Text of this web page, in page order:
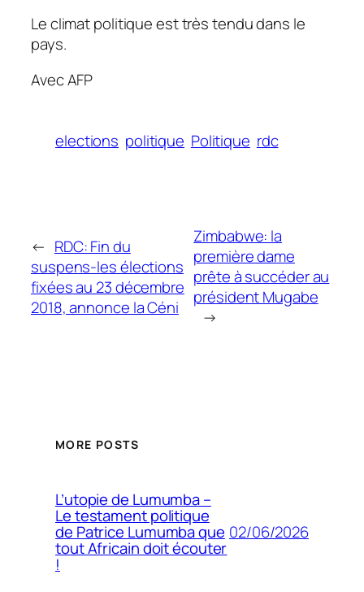
Le climat politique est très tendu dans le
pays.
Avec AFP
elections politique Politique rdc
← RDC: Fin du
suspens-les élections
fixées au 23 décembre
2018, annonce la Céni
Zimbabwe: la
première dame
prête à succéder au
président Mugabe
→
MORE POSTS
L’utopie de Lumumba –
Le testament politique
de Patrice Lumumba que
tout Africain doit écouter
!
02/06/2026